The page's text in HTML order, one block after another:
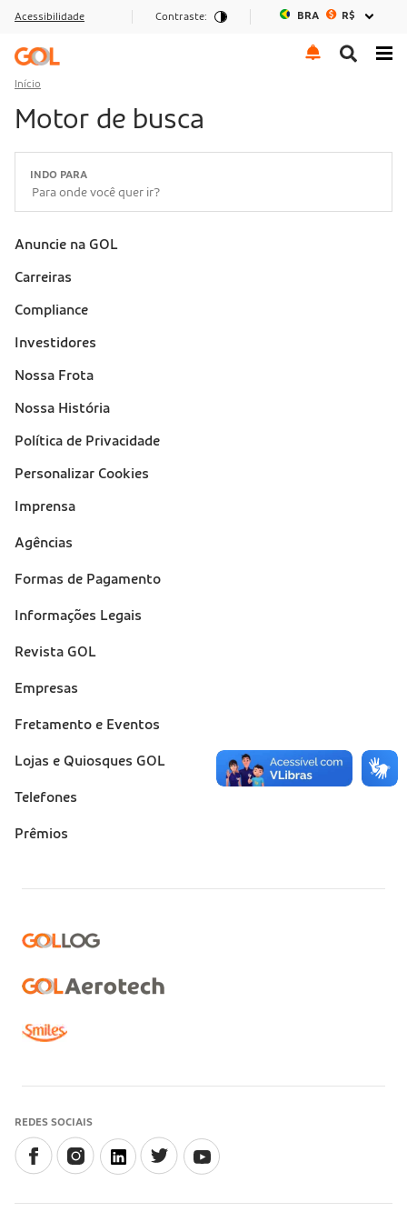
Ir para o menu
Ir para o conteúdo
Ir para o rodapé
Acessibilidade Contraste: BRA R$
Início
Motor de busca
INDO PARA
Sobre a Gol (footer)
Anuncie na GOL
Carreiras
Compliance
Investidores
Nossa Frota
Nossa História
Política de Privacidade
Personalizar Cookies
Imprensa
Suporte
Agências
Formas de Pagamento
Informações Legais
Revista GOL
Empresas
Fretamento e Eventos
Lojas e Quiosques GOL
Telefones
Prêmios
REDES SOCIAIS